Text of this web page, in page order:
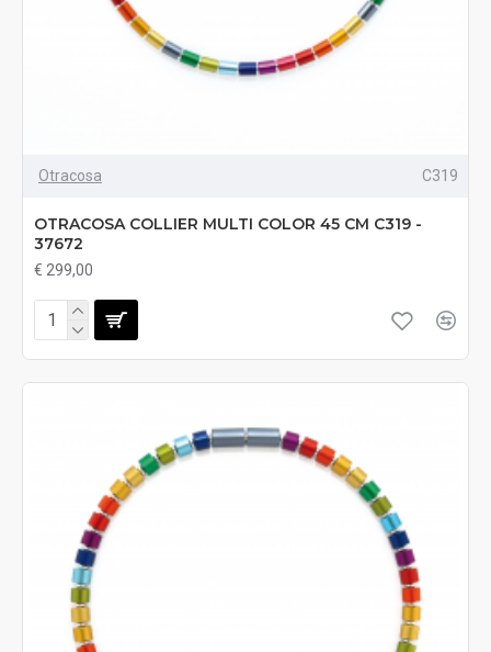
Otracosa C319
OTRACOSA COLLIER MULTI COLOR 45 CM C319 -
37672
€ 299,00